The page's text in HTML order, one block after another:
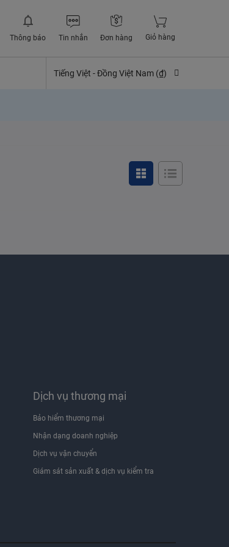
Thông báo Tin nhắn Đơn hàng Giỏ hàng
quyền lợi bảo hiểmTiếng Việt -Đồng Việt Nam (₫)
Dịch vụ thương mại
Bảo hiểm thương mại
Nhận dạng doanh nghiệp
Dịch vụ vận chuyển
Giám sát sản xuất & dịch vụ kiểm tra